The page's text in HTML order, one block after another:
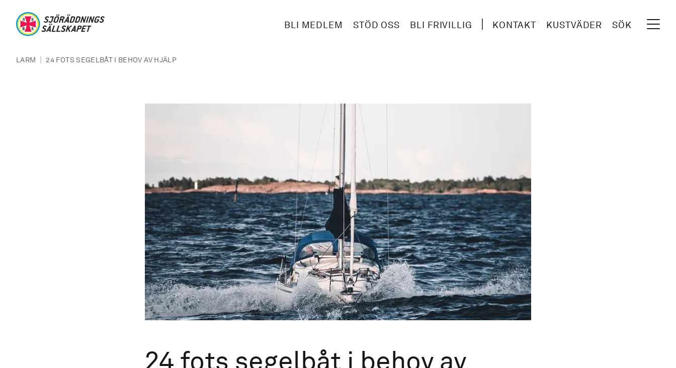
BLI MEDLEM STÖD OSS BLI FRIVILLIG KONTAKT KUSTVÄDER SÖK
LARM | 24 FOTS SEGELBÅT I BEHOV AV HJÄLP
24 fots segelbåt i behov av